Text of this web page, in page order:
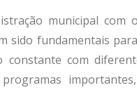
municipal
sido fundamentais
constante com